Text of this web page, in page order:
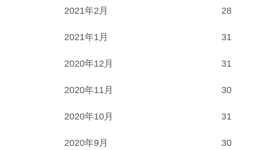
2021年2月 28
2021年1月 31
2020年12月 31
2020年11月 30
2020年10月 31
2020年9月 30